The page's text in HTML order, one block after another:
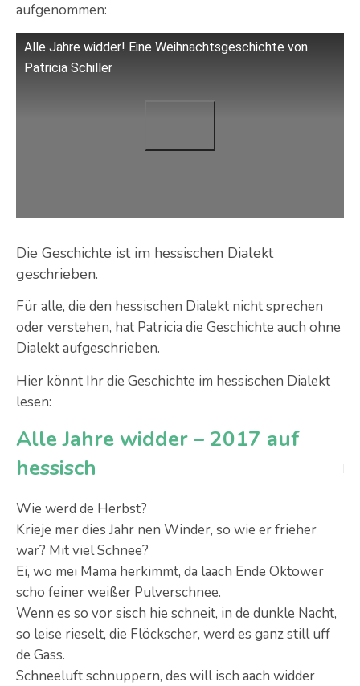
aufgenommen:
Alle Jahre widder! Eine Weihnachtsgeschichte von
Patricia Schiller
Die Geschichte ist im hessischen Dialekt
geschrieben.
Für alle, die den hessischen Dialekt nicht sprechen
oder verstehen, hat Patricia die Geschichte auch ohne
Dialekt aufgeschrieben.
Hier könnt Ihr die Geschichte im hessischen Dialekt
lesen:
Alle Jahre widder – 2017 auf
hessisch
Wie werd de Herbst?
Krieje mer dies Jahr nen Winder, so wie er frieher
war? Mit viel Schnee?
Ei, wo mei Mama herkimmt, da laach Ende Oktower
scho feiner weißer Pulverschnee.
Wenn es so vor sisch hie schneit, in de dunkle Nacht,
so leise rieselt, die Flöckscher, werd es ganz still uff
de Gass.
Schneeluft schnuppern, des will isch aach widder